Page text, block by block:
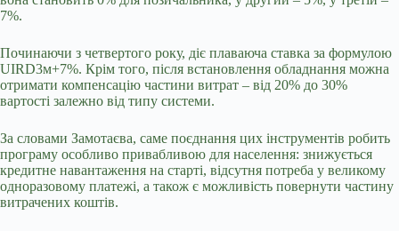
7%.
Починаючи з четвертого року, діє плаваюча ставка за формулою
UIRD3м+7%. Крім того, після встановлення обладнання можна
отримати компенсацію частини витрат – від 20% до 30%
вартості залежно від типу системи.
За словами Замотаєва, саме поєднання цих інструментів робить
програму особливо привабливою для населення: знижується
кредитне навантаження на старті, відсутня потреба у великому
одноразовому платежі, а також є можливість повернути частину
витрачених коштів.